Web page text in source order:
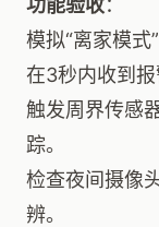
功能验收：
模拟“离家模
在3秒内收到报
触发周界传感
踪。
检查夜间摄像
辨。